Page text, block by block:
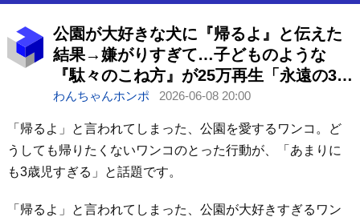
公園が大好きな犬に『帰るよ』と伝えた
結果→嫌がりすぎて…子どものような
『駄々のこね方』が25万再生「永遠の3
歳」「出くわしたら拾いたい」
わんちゃんホンポ 2026-06-08 20:00
「帰るよ」と言われてしまった、公園を愛するワンコ。ど
うしても帰りたくないワンコのとった行動が、「あまりに
も3歳児すぎる」と話題です。
「帰るよ」と言われてしまった、公園が大好きすぎるワン